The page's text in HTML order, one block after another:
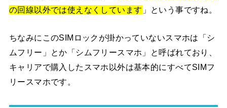
の回線以外では使えなくしています 」という事ですね。
ちなみにこのSIMロックが掛かっていないスマホは「シ
ムフリー」とか「シムフリースマホ」と呼ばれており、
キャリアで購入したスマホ以外は基本的にすべてSIMフ
リースマホです。